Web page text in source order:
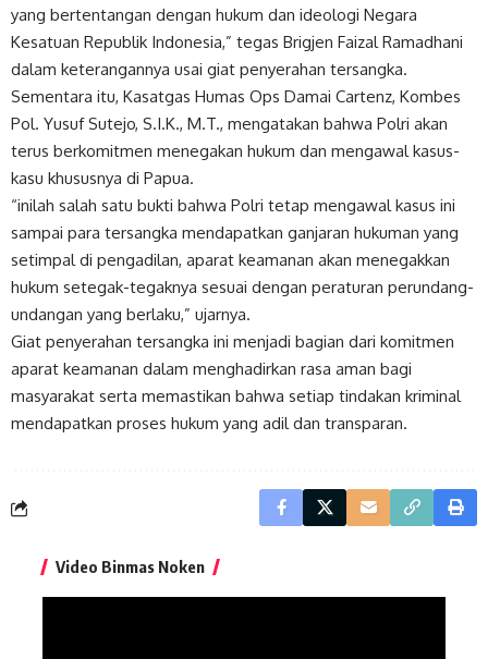
yang bertentangan dengan hukum dan ideologi Negara
Kesatuan Republik Indonesia,” tegas Brigjen Faizal Ramadhani
dalam keterangannya usai giat penyerahan tersangka.
Sementara itu, Kasatgas Humas Ops Damai Cartenz, Kombes
Pol. Yusuf Sutejo, S.I.K., M.T., mengatakan bahwa Polri akan
terus berkomitmen menegakan hukum dan mengawal kasus-
kasu khususnya di Papua.
“inilah salah satu bukti bahwa Polri tetap mengawal kasus ini
sampai para tersangka mendapatkan ganjaran hukuman yang
setimpal di pengadilan, aparat keamanan akan menegakkan
hukum setegak-tegaknya sesuai dengan peraturan perundang-
undangan yang berlaku,” ujarnya.
Giat penyerahan tersangka ini menjadi bagian dari komitmen
aparat keamanan dalam menghadirkan rasa aman bagi
masyarakat serta memastikan bahwa setiap tindakan kriminal
mendapatkan proses hukum yang adil dan transparan.
Video Binmas Noken